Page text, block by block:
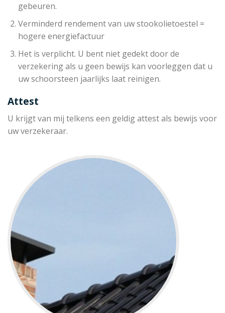
gebeuren.
Verminderd rendement van uw stookolietoestel =
hogere energiefactuur
Het is verplicht. U bent niet gedekt door de
verzekering als u geen bewijs kan voorleggen dat u
uw schoorsteen jaarlijks laat reinigen.
Attest
U krijgt van mij telkens een geldig attest als bewijs voor
uw verzekeraar.